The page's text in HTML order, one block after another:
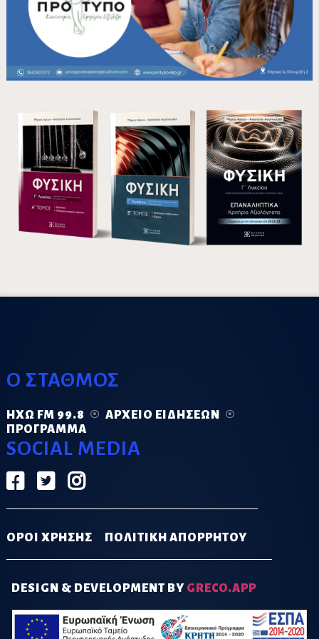
Ο ΣΤΑΘΜΟΣ
ΗΧΏ FM 99.8
ΑΡΧΕΊΟ ΕΙΔΉΣΕΩΝ
ΠΡΌΓΡΑΜΜΑ
SOCIAL MEDIA
ΟΡΟΙ ΧΡΗΣΗΣ ΠΟΛΙΤΙΚΗ ΑΠΟΡΡΗΤΟΥ
DESIGN & DEVELOPMENT BY GRECO.APP